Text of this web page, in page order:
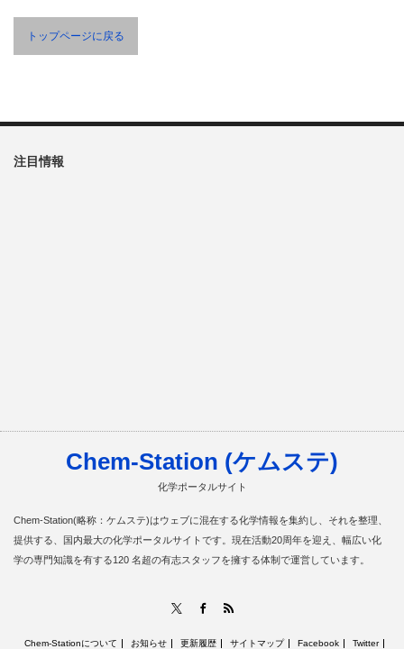
トップページに戻る
注目情報
Chem-Station (ケムステ)
化学ポータルサイト
Chem-Station(略称：ケムステ)はウェブに混在する化学情報を集約し、それを整理、
提供する、国内最大の化学ポータルサイトです。現在活動20周年を迎え、幅広い化
学の専門知識を有する120 名超の有志スタッフを擁する体制で運営しています。
Facebook
Chem-Stationについて お知らせ 更新履歴 サイトマップ Facebook Twitter